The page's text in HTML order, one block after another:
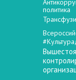
политика